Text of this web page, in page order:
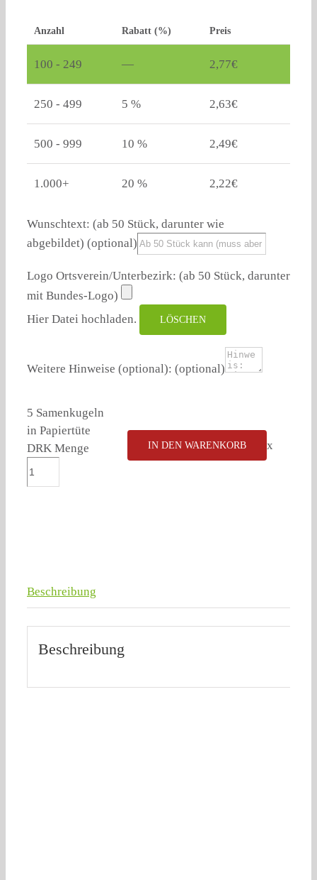
Anzahl Rabatt (%) Preis
100 - 249 — 2,77€
250 - 499 5 % 2,63€
500 - 999 10 % 2,49€
1.000+ 20 % 2,22€
Wunschtext: (ab 50 Stück, darunter wie
abgebildet) (optional)
Logo Ortsverein/Unterbezirk: (ab 50 Stück, darunter
mit Bundes-Logo)
Hier Datei hochladen.
LÖSCHEN
Weitere Hinweise (optional): (optional)
5 Samenkugeln
in Papiertüte
DRK Menge
IN DEN WARENKORB x
Beschreibung
Beschreibung